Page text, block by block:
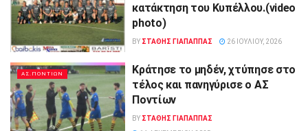
κατάκτηση του Κυπέλλου.(video
photo)
BY ΣΤΑΘΗΣ ΓΊΑΠΑΠΠΑΣ 26 ΙΟΥΛΊΟΥ, 2026
ΑΣ.ΠΟΝΤΙΩΝ
Κράτησε το μηδέν, χτύπησε στο
τέλος και πανηγύρισε ο ΑΣ
Ποντίων
BY ΣΤΑΘΗΣ ΓΊΑΠΑΠΠΑΣ